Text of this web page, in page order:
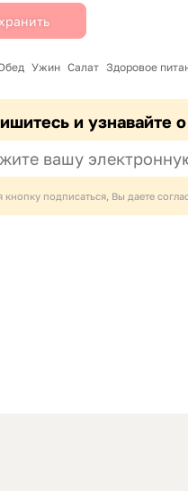
Ужин Салат Здоровое
и узнавайте
подписаться, Вы даете